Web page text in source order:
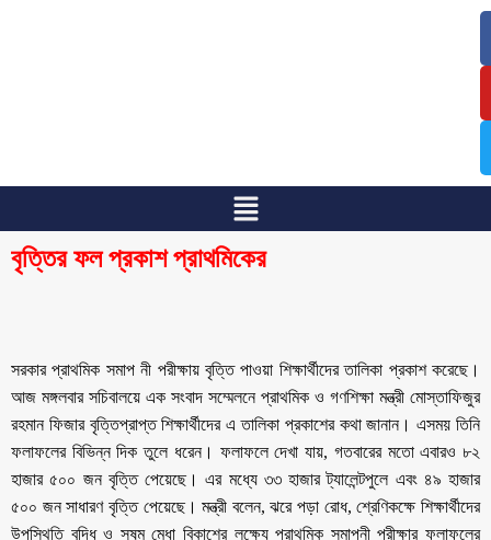
বৃত্তির ফল প্রকাশ প্রাথমিকের
সরকার প্রাথমিক সমাপ নী পরীক্ষায় বৃত্তি পাওয়া শিক্ষার্থীদের তালিকা প্রকাশ করেছে।
আজ মঙ্গলবার সচিবালয়ে এক সংবাদ সম্মেলনে প্রাথমিক ও গণশিক্ষা মন্ত্রী মোস্তাফিজুর
রহমান ফিজার বৃত্তিপ্রাপ্ত শিক্ষার্থীদের এ তালিকা প্রকাশের কথা জানান। এসময় তিনি
ফলাফলের বিভিন্ন দিক তুলে ধরেন। ফলাফলে দেখা যায়, গতবারের মতো এবারও ৮২
হাজার ৫০০ জন বৃত্তি পেয়েছে। এর মধ্যে ৩৩ হাজার ট্যালেন্টপুলে এবং ৪৯ হাজার
৫০০ জন সাধারণ বৃত্তি পেয়েছে। মন্ত্রী বলেন, ঝরে পড়া রোধ, শ্রেণিকক্ষে শিক্ষার্থীদের
উপস্থিতি বৃদ্ধি ও সুষম মেধা বিকাশের লক্ষ্যে প্রাথমিক সমাপনী পরীক্ষার ফলাফলের